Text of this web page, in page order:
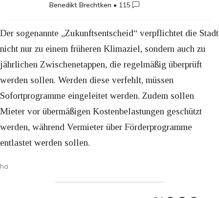
Benedikt Brechtken • 115
Der sogenannte „Zukunftsentscheid“ verpflichtet die Stadt
nicht nur zu einem früheren Klimaziel, sondern auch zu
jährlichen Zwischenetappen, die regelmäßig überprüft
werden sollen. Werden diese verfehlt, müssen
Sofortprogramme eingeleitet werden. Zudem sollen
Mieter vor übermäßigen Kostenbelastungen geschützt
werden, während Vermieter über Förderprogramme
entlastet werden sollen.
ha